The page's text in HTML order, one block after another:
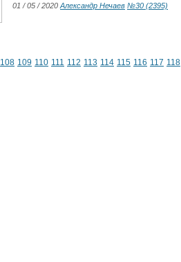
01 / 05 / 2020 Александр Нечаев №30 (2395)
108 109 110 111 112 113 114 115 116 117 118